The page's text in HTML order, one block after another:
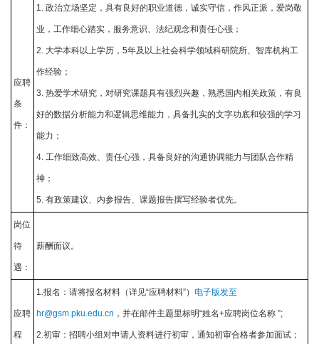
应聘
条
件：
1. 政治立场坚定，具有良好的职业道德，诚实守信，作风正派，爱岗敬
业，工作细心踏实，服务意识、法纪观念和责任心强；
2. 大学本科以上学历，5年及以上社会科学领域科研院所、智库机构工
作经验；
3. 热爱学术研究，对研究课题具有强烈兴趣，熟悉国内相关政策，有良
好的数据分析能力和逻辑思维能力，具备扎实的文字功底和较强的学习
能力；
4. 工作细致高效、责任心强，具备良好的沟通协调能力与团队合作精
神；
5. 有政策建议、内参报告、课题报告撰写经验者优先。
岗位
待
遇：
薪酬面议。
应聘
程
1.报名：请将报名材料（详见“应聘材料”） 电子版发至
hr@gsm.pku.edu.cn ，并在邮件主题里标明“姓名+应聘岗位名称 ”;
2.初审：招聘小组对申请人资料进行初审，通知初审合格者参加面试；